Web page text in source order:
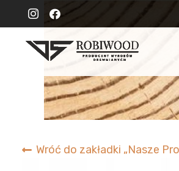
Wróć do zakładki „Nasze